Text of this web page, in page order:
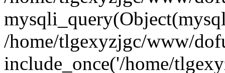
/home/tlgexyzjgc/www/
include_once('/home/